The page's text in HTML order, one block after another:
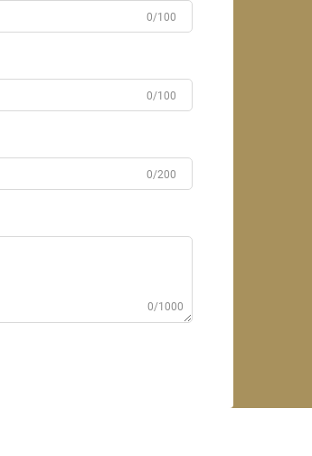
0/100
0/100
0/200
0/1000